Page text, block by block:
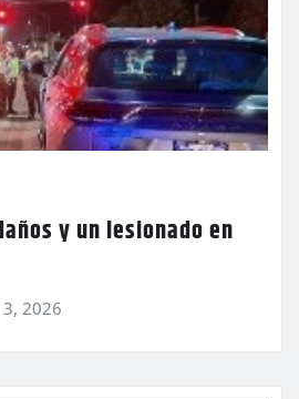
y un lesionado en
2026